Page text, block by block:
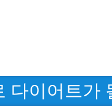
다이어트가